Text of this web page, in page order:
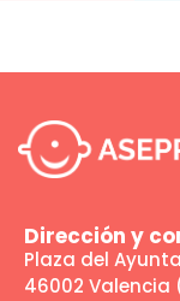
Dirección y
Plaza del
46002 Valencia